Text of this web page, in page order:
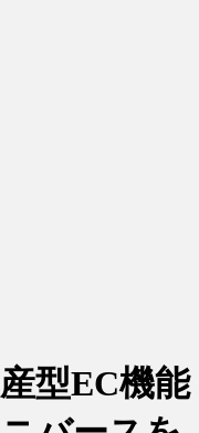
型EC機能